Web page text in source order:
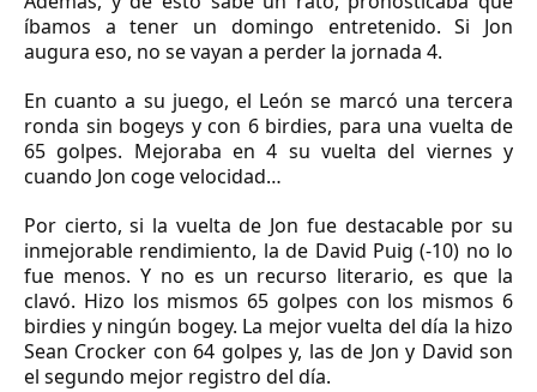
íbamos a tener un domingo entretenido. Si Jon
augura eso, no se vayan a perder la jornada 4.
En cuanto a su juego, el León se marcó una tercera
ronda sin bogeys y con 6 birdies, para una vuelta de
65 golpes. Mejoraba en 4 su vuelta del viernes y
cuando Jon coge velocidad…
Por cierto, si la vuelta de Jon fue destacable por su
inmejorable rendimiento, la de David Puig (-10) no lo
fue menos. Y no es un recurso literario, es que la
clavó. Hizo los mismos 65 golpes con los mismos 6
birdies y ningún bogey. La mejor vuelta del día la hizo
Sean Crocker con 64 golpes y, las de Jon y David son
el segundo mejor registro del día.